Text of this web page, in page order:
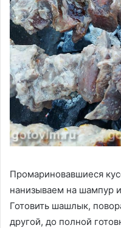
Промариновавшиеся
нанизываем на шампур
Готовить шашлык,
другой, до полной